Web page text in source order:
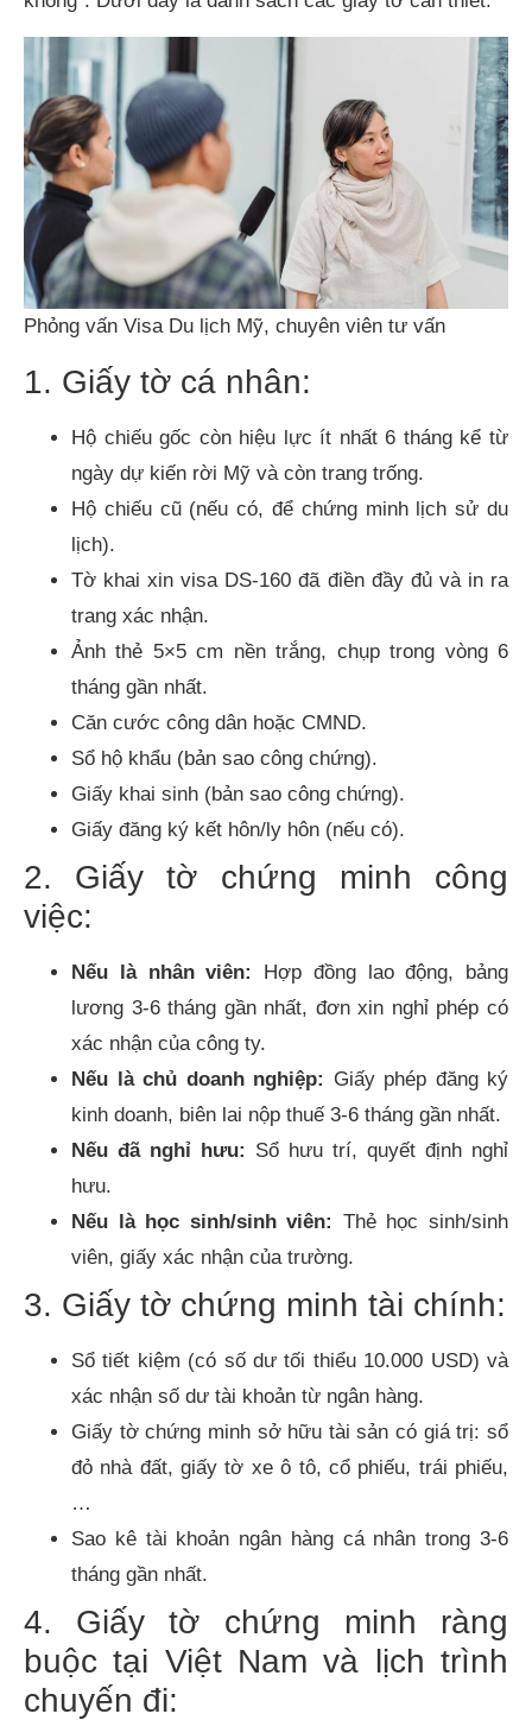
Phỏng vấn Visa Du lịch Mỹ, chuyên viên tư vấn
1. Giấy tờ cá nhân:
Hộ chiếu gốc còn hiệu lực ít nhất 6 tháng kể từ
ngày dự kiến rời Mỹ và còn trang trống.
Hộ chiếu cũ (nếu có, để chứng minh lịch sử du
lịch).
Tờ khai xin visa DS-160 đã điền đầy đủ và in ra
trang xác nhận.
Ảnh thẻ 5×5 cm nền trắng, chụp trong vòng 6
tháng gần nhất.
Căn cước công dân hoặc CMND.
Sổ hộ khẩu (bản sao công chứng).
Giấy khai sinh (bản sao công chứng).
Giấy đăng ký kết hôn/ly hôn (nếu có).
2. Giấy tờ chứng minh công
việc:
Nếu là nhân viên:
Hợp đồng lao động, bảng
lương 3-6 tháng gần nhất, đơn xin nghỉ phép có
xác nhận của công ty.
Nếu là chủ doanh nghiệp: Giấy phép đăng ký
kinh doanh, biên lai nộp thuế 3-6 tháng gần nhất.
Nếu đã nghỉ hưu: Sổ hưu trí, quyết định nghỉ
hưu.
Nếu là học sinh/sinh viên: Thẻ học sinh/sinh
viên, giấy xác nhận của trường.
3. Giấy tờ chứng minh tài chính:
Sổ tiết kiệm (có số dư tối thiểu 10.000 USD) và
xác nhận số dư tài khoản từ ngân hàng.
Giấy tờ chứng minh sở hữu tài sản có giá trị: sổ
đỏ nhà đất, giấy tờ xe ô tô, cổ phiếu, trái phiếu,
…
Sao kê tài khoản ngân hàng cá nhân trong 3-6
tháng gần nhất.
4. Giấy tờ chứng minh ràng
buộc tại Việt Nam và lịch trình
chuyến đi: